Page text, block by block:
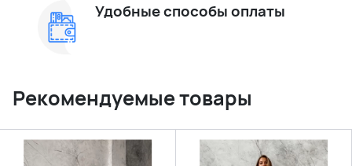
Удобные способы оплаты
Рекомендуемые товары